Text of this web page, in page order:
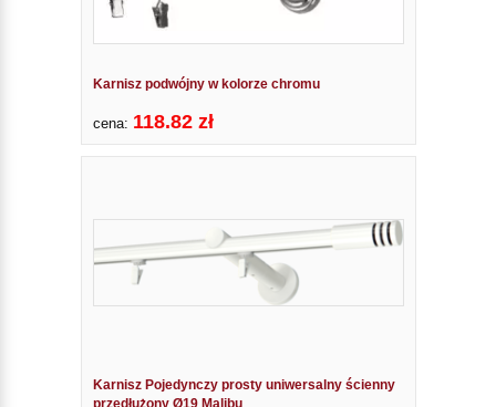
Karnisz podwójny w kolorze chromu
cena: 118.82 zł
Karnisz Pojedynczy prosty uniwersalny ścienny
przedłużony Ø19 Malibu